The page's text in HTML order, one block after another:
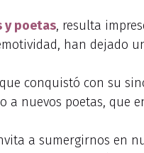
y poetas, resulta
han dejado
conquistó con su
a nuevos poetas, que
a sumergirnos en